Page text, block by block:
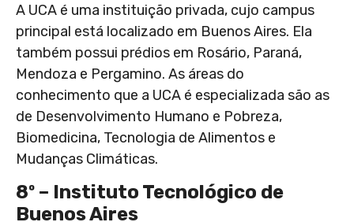
A UCA é uma instituição privada, cujo campus
principal está localizado em Buenos Aires. Ela
também possui prédios em Rosário, Paraná,
Mendoza e Pergamino. As áreas do
conhecimento que a UCA é especializada são as
de Desenvolvimento Humano e Pobreza,
Biomedicina, Tecnologia de Alimentos e
Mudanças Climáticas.
8º – Instituto Tecnológico de
Buenos Aires